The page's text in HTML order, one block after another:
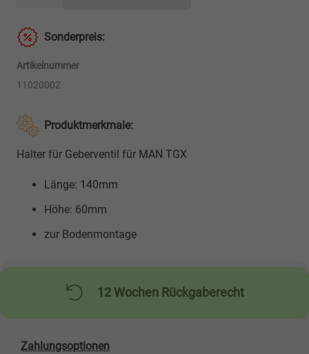
MAN
TGX
Menge
Sonderpreis:
Artikelnummer
11020002
Produktmerkmale:
Halter für Geberventil für MAN TGX
Länge: 140mm
Höhe: 60mm
zur Bodenmontage
12 Wochen Rückgaberecht
Zahlungsoptionen